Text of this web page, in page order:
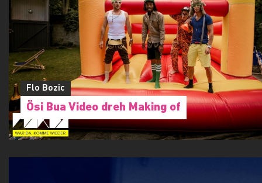
Flo Bozic
Ösi Bua Video dreh Making of